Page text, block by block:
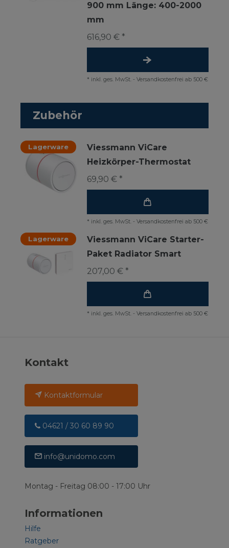
900 mm Länge: 400-2000
mm
616,90 € *
* inkl. ges. MwSt. - Versandkostenfrei ab 500 €
Zubehör
Lagerware
Viessmann ViCare
Heizkörper-Thermostat
69,90 € *
* inkl. ges. MwSt. - Versandkostenfrei ab 500 €
Lagerware
Viessmann ViCare Starter-
Paket Radiator Smart
207,00 € *
* inkl. ges. MwSt. - Versandkostenfrei ab 500 €
Kontakt
Kontaktformular
04621 / 30 60 89 90
info@unidomo.com
Montag - Freitag 08:00 - 17:00 Uhr
Informationen
Hilfe
Ratgeber